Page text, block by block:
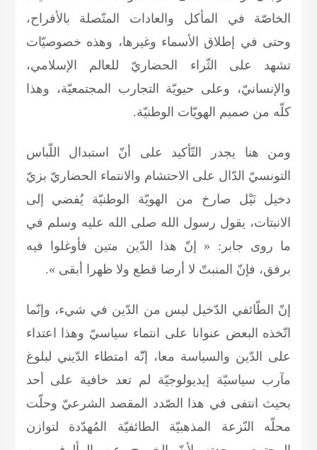
الخاصّة في المأكل والعادات المتّصلة بالأفراح،
وحتى في إطلاق الأسماء وغيرها، وهذه خصوصيّات
تشهد على الثّراء الحضاريّ للعالم الإسلامي،
والإنسانيّ، وعلى حيويّة التجارب المجتمعيّة، وهذا
كلّه من صميم الهويّات الوطنيّة.
ومن هنا يجدر التّأكيد على أنّ استبدال اللّباس
التونسيّ الدّال على الاحتشام والانتماء الحضاريّ بزيّ
دخيل نَيْل صارخ من الهويّة الوطنيّة يُفضي إلى
الانبتات، يقول رسول الله صلى الله عليه وسلم في
ما روى جابر: « إنّ هذا الدّين متين فأوغلوا فيه
برفق، فإنّ المنبتّ لا أرضا قطع ولا ظهرا أبقى ».
إنّ الطّائفي الدّخيل ليس من الدّين في شيء، وإنّما
اتّخذه البعض عنوانا على انتماء سياسيّ وهذا اعتداء
على الدّين والسياسة معا، إنّّه امتطاء الدّيني لبلوغ
مآرب سياسيّة إيديولوجيّة لم تعد خافية على أحد
بحيث انتفى في هذا الصّدد المقصد الشرعيّ وحلّت
محلّه النّزعة المذهبيّة الطائفيّة المُهدّدة لتوازن